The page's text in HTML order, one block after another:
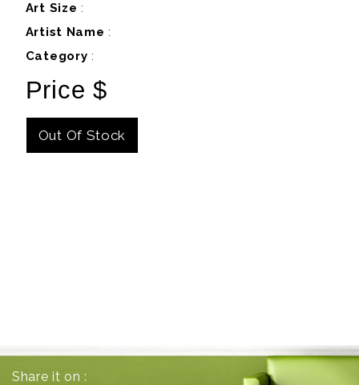
Art Size :
Artist Name :
Category :
Price $
Out Of Stock
Share it on :